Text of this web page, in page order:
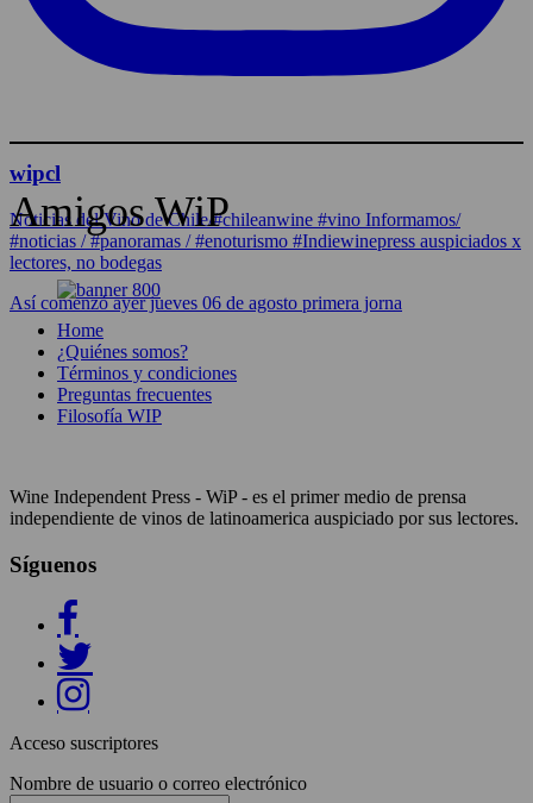
wipcl
Noticias del Vino de Chile/#chileanwine #vino Informamos/
#noticias / #panoramas / #enoturismo #Indiewinepress auspiciados x
lectores, no bodegas
Así comenzó ayer jueves 06 de agosto primera jorna
Amigos WiP
Home
¿Quiénes somos?
Términos y condiciones
Preguntas frecuentes
Filosofía WIP
Wine Independent Press - WiP - es el primer medio de prensa
independiente de vinos de latinoamerica auspiciado por sus lectores.
Síguenos
Acceso suscriptores
Nombre de usuario o correo electrónico